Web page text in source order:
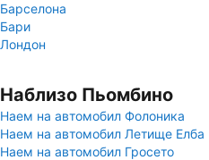
Барселона
Бари
Лондон
Наблизо Пьомбино
Наем на автомобил Фолоника
Наем на автомобил Летище Елба
Наем на автомобил Гросето